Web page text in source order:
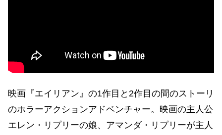
映画『エイリアン』の1作目と2作目の間のストーリ
のホラーアクションアドベンチャー。映画の主人公
エレン・リプリーの娘、アマンダ・リプリーが主人